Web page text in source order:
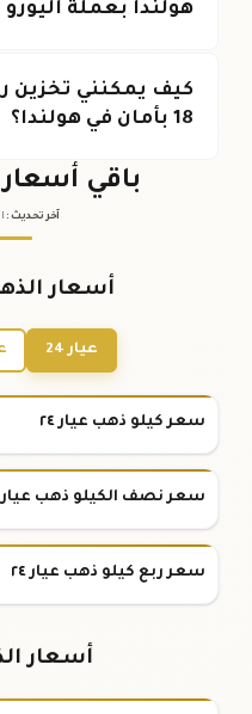
هولندا بعملة
كيف يمكنني تخزين
18 بأمان في هولندا؟
باقي
آخر تحديث :
أسعار
عيار 24
سعر كيلو ذهب عيار ٢٤
سعر نصف الكيلو ذهب عيار ٢٤
سعر ربع كيلو ذهب عيار ٢٤
أسعار